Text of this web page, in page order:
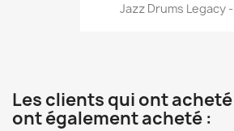
Jazz Drums Legacy
Les clients qui ont
ont également acheté :